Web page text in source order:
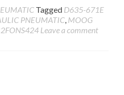
Tagged D635-671E
PNEUMATIC, MOOG
Leave a comment